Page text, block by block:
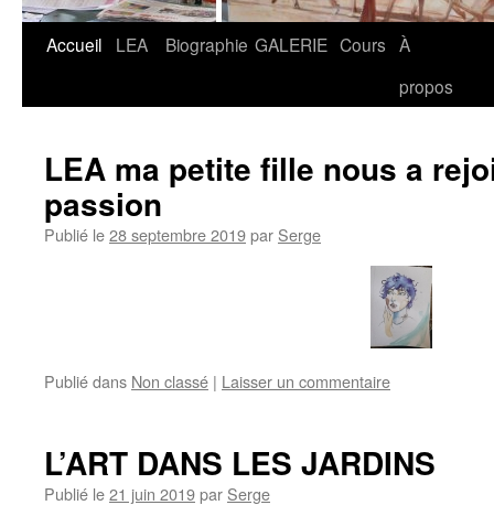
Aller
Accueil LEA Biographie GALERIE Cours À
propos
LEA ma petite fille nous a
passion
Publié le28 septembre 2019par Serge
Publié dans Non classé | Laisser un commentaire
L’ART DANS LES JARDINS
Publié le21 juin 2019par Serge